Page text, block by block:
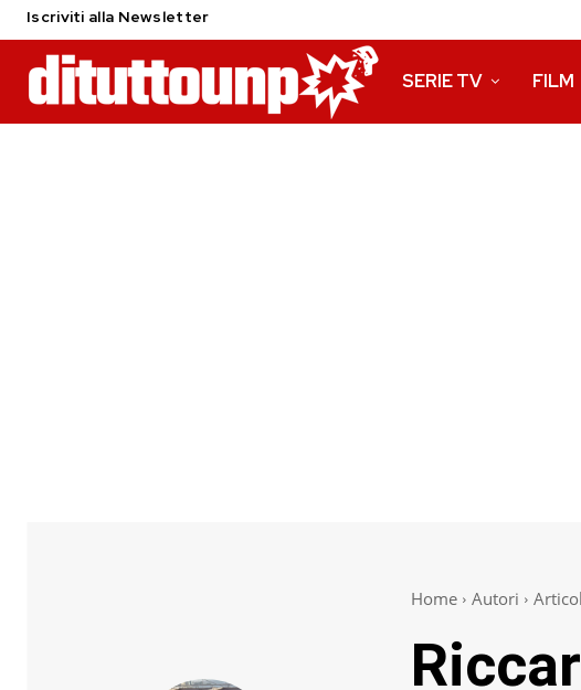
Iscriviti alla Newsletter
SERIE TV FILM
Home Autori